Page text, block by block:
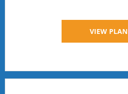
VIEW PLAN